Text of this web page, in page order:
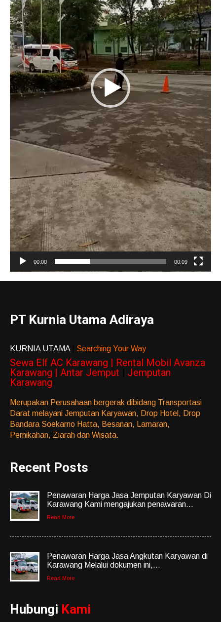
00:00 00:09
PT Kurnia Utama Adiraya
KURNIA UTAMA Searching Your Way
Sewa Elf AC Karawang | Rental Mobil Avanza
Karawang | Antar Jemput
Jemputan
Karawang
Merupakan Perusahaan bergerak dibidang Transportasi
Darat melayani Jemputan Karyawan, Drop Hotel, Drop
Bandara Soekarno Hatta, Besanan, Lamaran,
Pernikahan, Ziarah dan Wisata.
Recent Posts
Penawaran Harga Jasa Jemputan Karyawan Di
Karawang Kami mengajukan penawaran...
Read More
Penawaran Harga Jasa Angkutan Karyawan di
Karawang Melalui dokumen ini,...
Read More
Hubungi Kami